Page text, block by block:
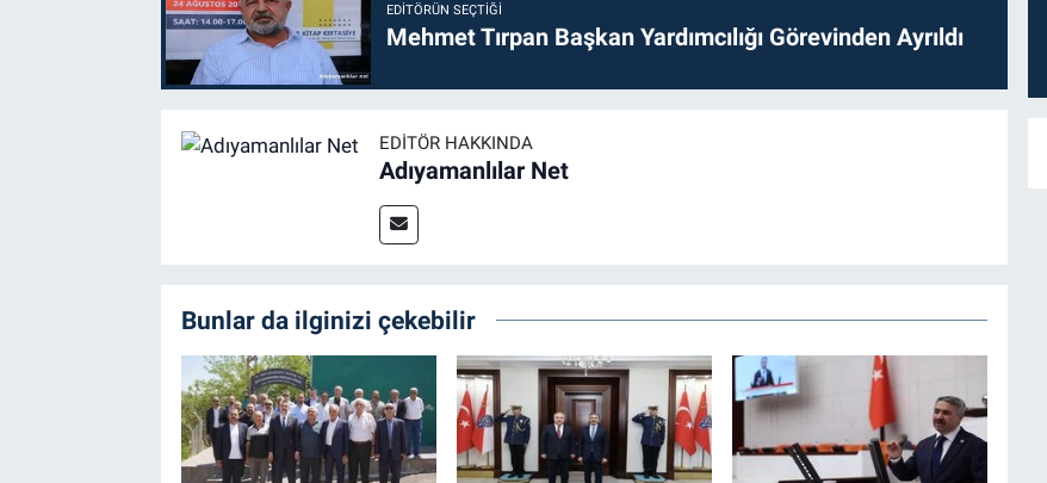
EDITÖRÜN SEÇTIĞI
Mehmet Tırpan Başkan Yardımcılığı Görevinden Ayrıldı
EDITÖR HAKKINDA
Adıyamanlılar Net
Bunlar da ilginizi çekebilir